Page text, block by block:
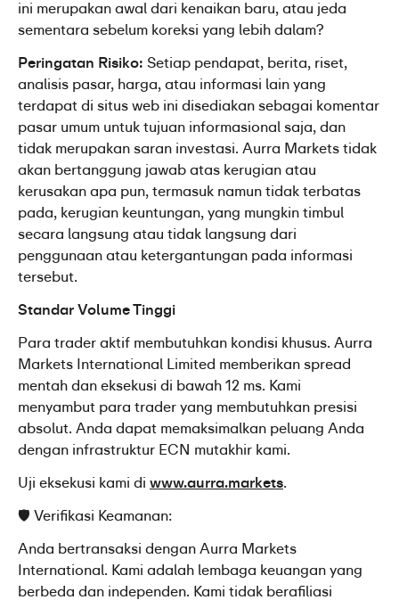
ini merupakan awal dari kenaikan baru, atau jeda
sementara sebelum koreksi yang lebih dalam?
Peringatan Risiko: Setiap pendapat, berita, riset,
analisis pasar, harga, atau informasi lain yang
terdapat di situs web ini disediakan sebagai komentar
pasar umum untuk tujuan informasional saja, dan
tidak merupakan saran investasi. Aurra Markets tidak
akan bertanggung jawab atas kerugian atau
kerusakan apa pun, termasuk namun tidak terbatas
pada, kerugian keuntungan, yang mungkin timbul
secara langsung atau tidak langsung dari
penggunaan atau ketergantungan pada informasi
tersebut.
Standar Volume Tinggi
Para trader aktif membutuhkan kondisi khusus. Aurra
Markets International Limited memberikan spread
mentah dan eksekusi di bawah 12 ms. Kami
menyambut para trader yang membutuhkan presisi
absolut. Anda dapat memaksimalkan peluang Anda
dengan infrastruktur ECN mutakhir kami.
Uji eksekusi kami di www.aurra.markets.
🛡️ Verifikasi Keamanan:
Anda bertransaksi dengan Aurra Markets
International. Kami adalah lembaga keuangan yang
berbeda dan independen. Kami tidak berafiliasi